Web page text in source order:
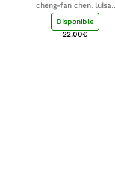
cheng-fan chen, luisa;
shu-ying chang, luisa
Disponible
22.00€